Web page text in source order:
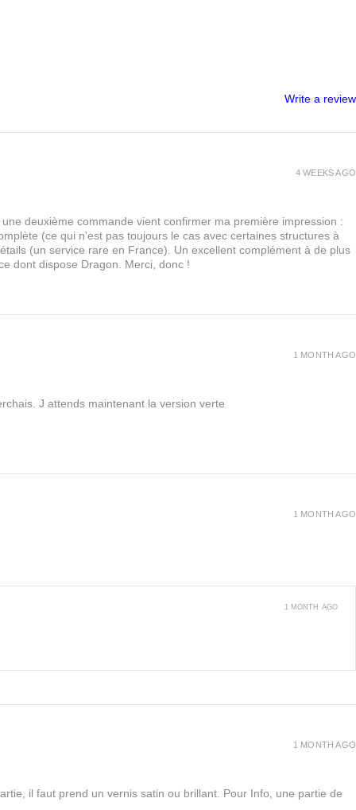
Write a review
deuxième commande vient confirmer ma première impression :
(ce qui n'est pas toujours le cas avec certaines structures à
(un service rare en France). Un excellent complément à de plus
dont dispose Dragon. Merci, donc !
4 WEEKS AGO
J attends maintenant la version verte
1 MONTH AGO
1 MONTH AGO
1 MONTH AGO
il faut prend un vernis satin ou brillant. Pour Info, une partie de
1 MONTH AGO